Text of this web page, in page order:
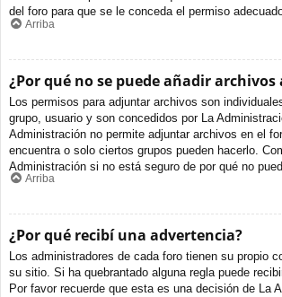
del foro para que se le conceda el permiso
Arriba
¿Por qué no se puede añadir
Los permisos para adjuntar archivos son
grupo, usuario y son concedidos por La
Administración no permite adjuntar archivos en el
encuentra o solo ciertos grupos pueden hacerlo.
Administración si no está seguro de por qué no
Arriba
¿Por qué recibí una advertencia?
Los administradores de cada foro tienen su propio
su sitio. Si ha quebrantado alguna regla puede
Por favor recuerde que esta es una decisión de La